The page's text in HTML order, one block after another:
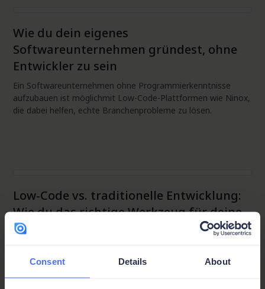
Consent Details About
Wie du dein eigenes
Softwareunternehmen gründest, ohne
Entwickler zu sein
Ein Softwareunternehmen ohne Programmierkenntnisse
aufzubauen ist möglichmit Low-Code-Plattformen wie Ninox,
die dabei helfen, echte Branchenprobleme zu lösen.
Low-Code vs. traditionelle Entwicklung:
Wie du das richtige Werkzeug für deine
Aufgabe wählst
kostengünstigeres Software-Building, während traditionelle